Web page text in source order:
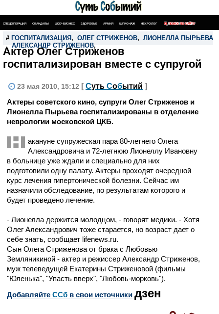
СПЕЦОПЕРАЦИЯ СКАНДАЛЫ ШОУ-БИЗНЕС ЗДОРОВЬЕ АРМИЯ ШПИОНАЖ НЕКРОЛОГ ПОИСК ПО САЙТУ
# ГОСПИТАЛИЗАЦИЯ , ОЛЕГ СТРИЖЕНОВ, ЛИОНЕЛЛА ПЫРЬЕВА
, АЛЕКСАНДР СТРИЖЕНОВ,
Актер Олег Стриженов
госпитализирован вместе с супругой
23 мая 2010, 15:12 [ Суть Событий ]
Актеры советского кино, супруги Олег Стриженов и
Лионелла Пырьева госпитализированы в отделение
неврологии московской ЦКБ.
Н
акануне супружеская пара 80-летнего Олега
Александровича и 72-летнюю Лионеллу Ивановну
в больнице уже ждали и специально для них
подготовили одну палату. Актеры проходят очередной
курс лечения гипертонической болезни. Сейчас им
назначили обследование, по результатам которого и
будет проведено лечение.
- Лионелла держится молодцом, - говорят медики. - Хотя
Олег Александрович тоже старается, но возраст дает о
себе знать, сообщает lifenews.ru.
Сын Олега Стриженова от брака с Любовью
Земляникиной - актер и режиссер Александр Стриженов,
муж телеведущей Екатерины Стриженовой (фильмы
"Юленька", "Упасть вверх", "Любовь-морковь").
Добавляйте CСб в свои источники дзен